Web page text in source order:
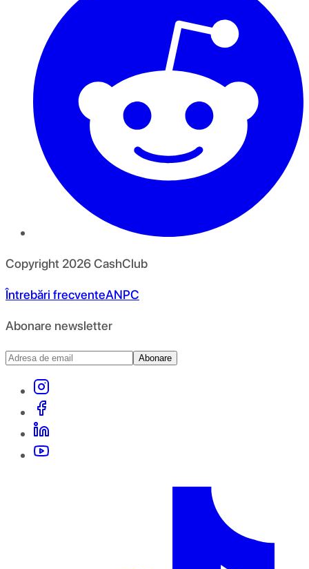
Copyright 2026CashClub
Întrebări frecventeANPC
Abonare newsletter
Abonare